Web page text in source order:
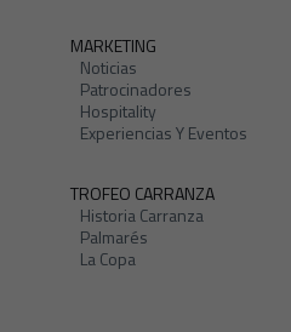
MARKETING
Noticias
Patrocinadores
Hospitality
Experiencias Y Eventos
TROFEO CARRANZA
Historia Carranza
Palmarés
La Copa